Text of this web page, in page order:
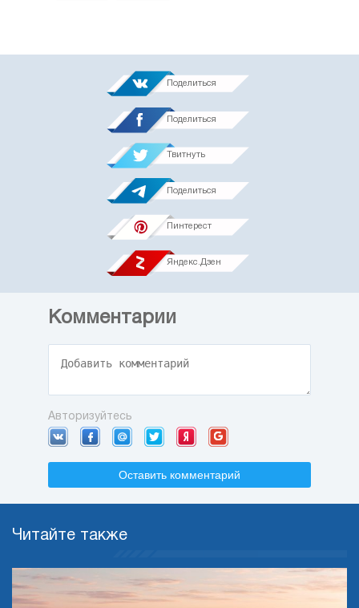
Поделиться
Поделиться
Твитнуть
Поделиться
Пинтерест
Яндекс.Дзен
Комментарии
Авторизуйтесь
Оставить комментарий
Читайте также